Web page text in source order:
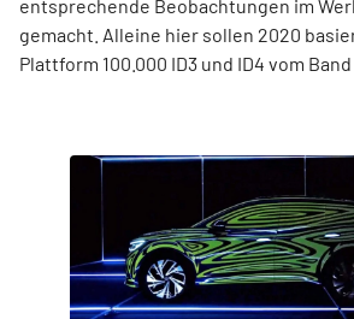
entsprechende Beobachtungen im
gemacht. Alleine hier sollen 2020
Plattform 100.000 ID3 und ID4 vom Band